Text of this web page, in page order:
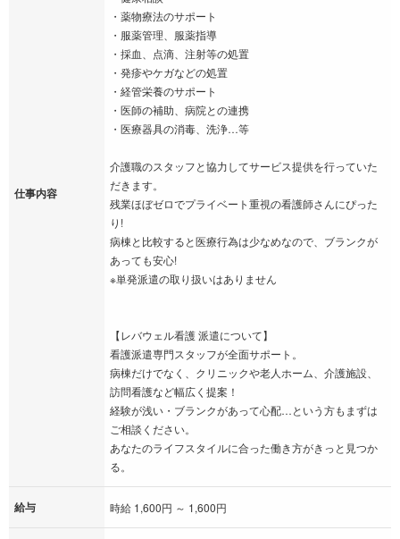
仕事内容
・薬物療法のサポート
・服薬管理、服薬指導
・採血、点滴、注射等の処置
・発疹やケガなどの処置
・経管栄養のサポート
・医師の補助、病院との連携
・医療器具の消毒、洗浄…等
介護職のスタッフと協力してサービス提供を行っていた
だきます。
残業ほぼゼロでプライベート重視の看護師さんにぴった
り!
病棟と比較すると医療行為は少なめなので、ブランクが
あっても安心!
※単発派遣の取り扱いはありません
【レバウェル看護 派遣について】
看護派遣専門スタッフが全面サポート。
病棟だけでなく、クリニックや老人ホーム、介護施設、
訪問看護など幅広く提案！
経験が浅い・ブランクがあって心配…という方もまずは
ご相談ください。
あなたのライフスタイルに合った働き方がきっと見つか
る。
給与 時給 1,600円 ～ 1,600円